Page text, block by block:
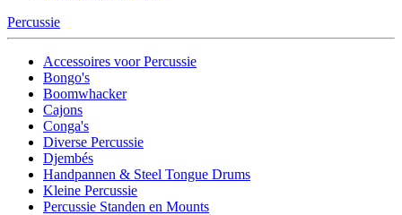
Percussie
Accessoires voor Percussie
Bongo's
Boomwhacker
Cajons
Conga's
Diverse Percussie
Djembés
Handpannen & Steel Tongue Drums
Kleine Percussie
Percussie Standen en Mounts